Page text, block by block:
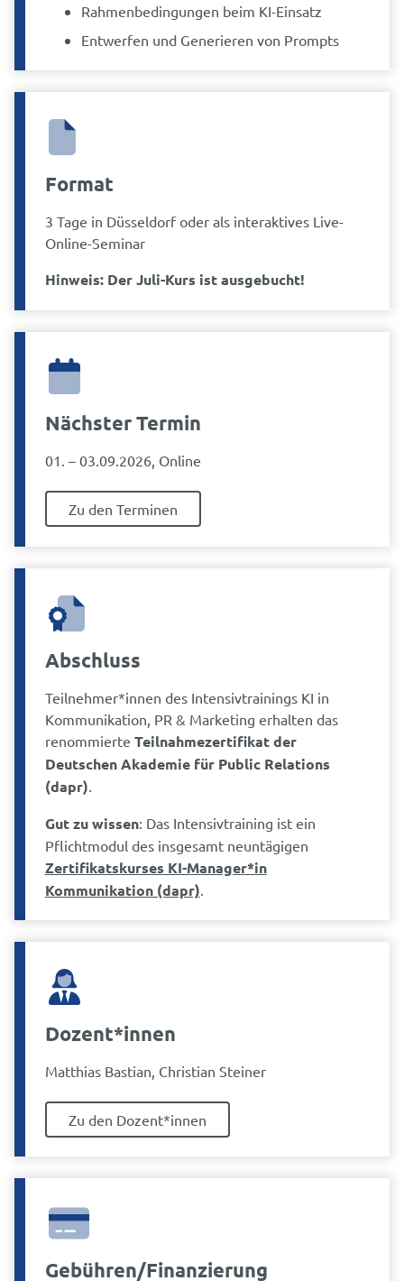
Rahmenbedingungen beim KI-Einsatz
Entwerfen und Generieren von Prompts
Format
3 Tage in Düsseldorf oder als interaktives Live-
Online-Seminar
Hinweis: Der Juli-Kurs ist ausgebucht!
Nächster Termin
01. – 03.09.2026, Online
Zu den Terminen
Abschluss
Teilnehmer*innen des Intensivtrainings KI in
Kommunikation, PR & Marketing erhalten das
renommierte Teilnahmezertifikat der
Deutschen Akademie für Public Relations
(dapr)
Gut zu wissen: Das Intensivtraining ist ein
Pflichtmodul des insgesamt neuntägigen
Zertifikatskurses KI-Manager*in
Kommunikation (dapr)
Dozent*innen
Matthias Bastian, Christian Steiner
Zu den Dozent*innen
Gebühren/Finanzierung